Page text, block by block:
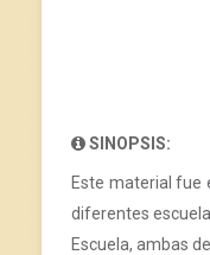
SINOPSIS:
Este material fue
diferentes
Escuela, ambas del